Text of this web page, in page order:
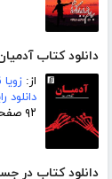
دانلود کتاب
از:
دانلود
۹۲ صفحه
دانلود کتاب در